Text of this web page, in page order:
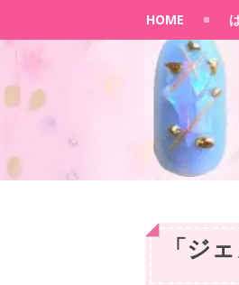
HOME
「 ジ